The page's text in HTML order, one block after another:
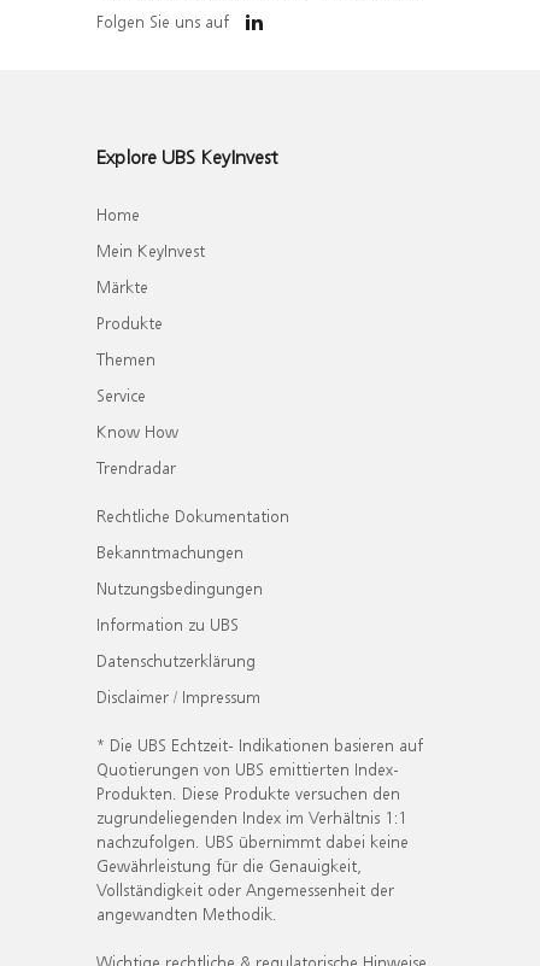
Folgen Sie uns auf
Explore UBS KeyInvest
Home
Mein KeyInvest
Märkte
Produkte
Themen
Service
Know How
Trendradar
Rechtliche Dokumentation
Bekanntmachungen
Nutzungsbedingungen
Information zu UBS
Datenschutzerklärung
Disclaimer / Impressum
* Die UBS Echtzeit- Indikationen basieren auf
Quotierungen von UBS emittierten Index-
Produkten. Diese Produkte versuchen den
zugrundeliegenden Index im Verhältnis 1:1
nachzufolgen. UBS übernimmt dabei keine
Gewährleistung für die Genauigkeit,
Vollständigkeit oder Angemessenheit der
angewandten Methodik.